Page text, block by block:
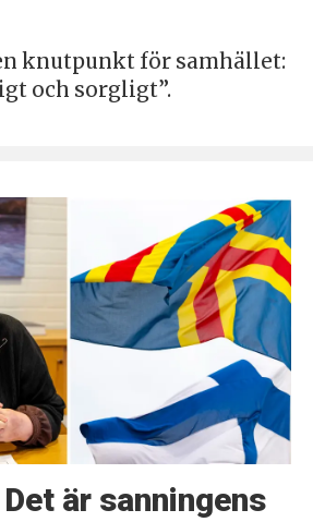
knutpunkt för samhället:
och sorgligt”.
är sanningens